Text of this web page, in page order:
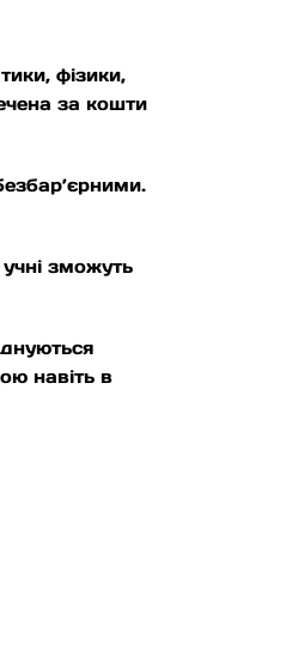
фізики,
за кошти
зможуть
навіть в